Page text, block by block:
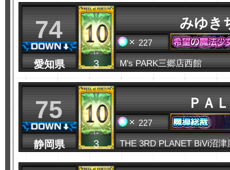
74
愛知県 3
みゆき
227
M's PARK三郷店西館
75
静岡県 3
ＰＡＬ
227
THE 3RD PLANET BiVi沼津